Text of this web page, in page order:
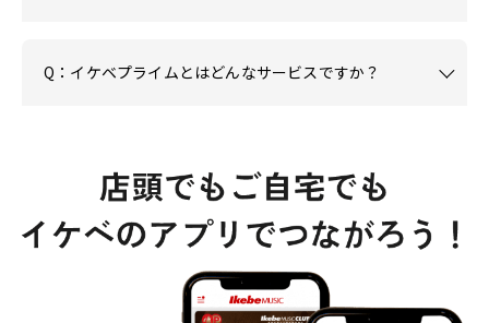
Q：イケベプライムとはどんなサービスですか？